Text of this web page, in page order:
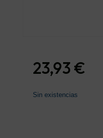
23,93 €
Sin existencias